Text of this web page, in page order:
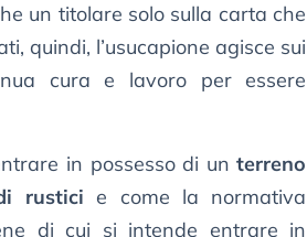
un titolare solo sulla carta che
quindi, l’usucapione agisce sui
cura e lavoro per essere
in possesso di unterreno
rustici e come la normativa
di cui si intende entrare in